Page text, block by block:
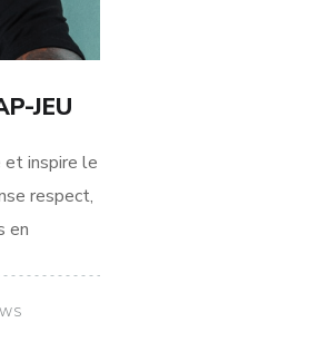
JEU
et inspire le
respect,
en